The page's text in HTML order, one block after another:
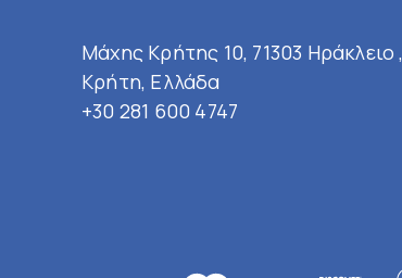
Μάχης Κρήτης 10, 71303 Ηράκλειο ,
Κρήτη, Ελλάδα
+30 281 600 4747